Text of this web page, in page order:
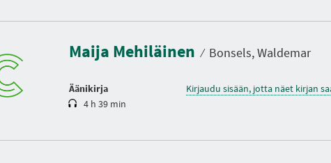
Maija Mehiläinen ⁄ Bonsels, Waldemar
Äänikirja
s
o
4 h 39 min
Kirjaudu sisään, jotta näet kirjan